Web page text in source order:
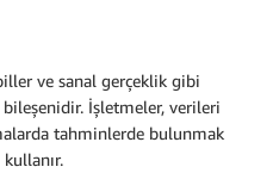
ve sanal gerçeklik gibi
İşletmeler, verileri
tahminlerde bulunmak